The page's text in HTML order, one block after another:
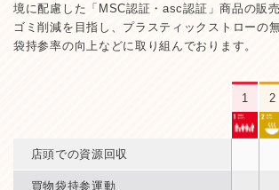
境に配慮した「MSC認証・asc認証」商品の販
ゴミ削減を目指し、プラスティックストローの
袋持参率の向上などに取り組んでおります。
1 2
店頭での資源回収
買物袋持参運動